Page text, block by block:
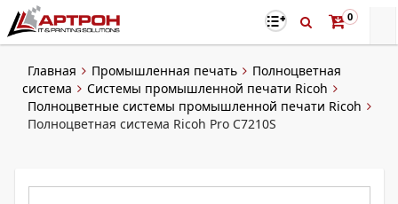
0
Главная Промышленная печать
Полноцветная
система
Системы промышленной печати Ricoh
Полноцветные системы промышленной печати Ricoh
Полноцветная система Ricoh Pro C7210S